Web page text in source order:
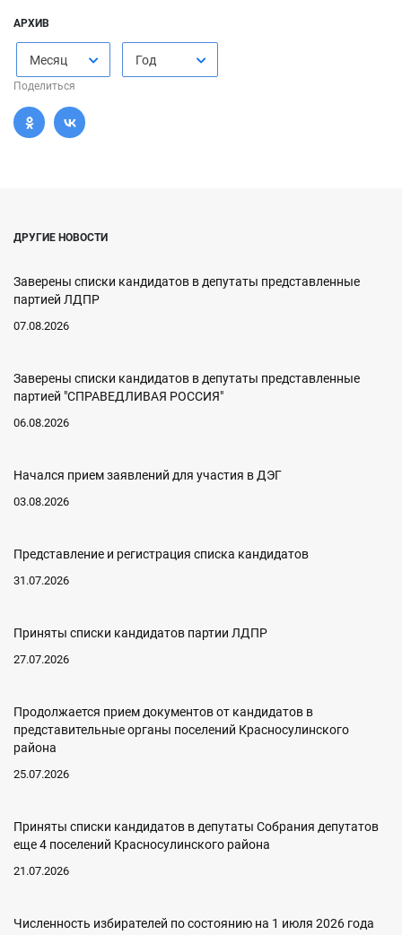
АРХИВ
Месяц Год
Поделиться
ДРУГИЕ НОВОСТИ
Заверены списки кандидатов в депутаты представленные
партией ЛДПР
07.08.2026
Заверены списки кандидатов в депутаты представленные
партией "СПРАВЕДЛИВАЯ РОССИЯ"
06.08.2026
Начался прием заявлений для участия в ДЭГ
03.08.2026
Представление и регистрация списка кандидатов
31.07.2026
Приняты списки кандидатов партии ЛДПР
27.07.2026
Продолжается прием документов от кандидатов в
представительные органы поселений Красносулинского
района
25.07.2026
Приняты списки кандидатов в депутаты Собрания депутатов
еще 4 поселений Красносулинского района
21.07.2026
Численность избирателей по состоянию на 1 июля 2026 года